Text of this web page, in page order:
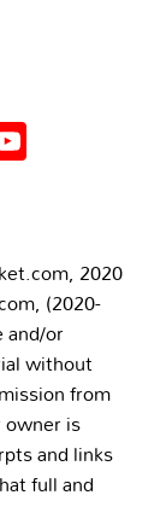
2020
(2020-
and/or
without
from
owner is
and links
full and